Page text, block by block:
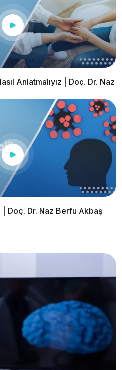
Anlatmalıyız | Doç. Dr. Naz
| Doç. Dr. Naz Berfu Akbaş